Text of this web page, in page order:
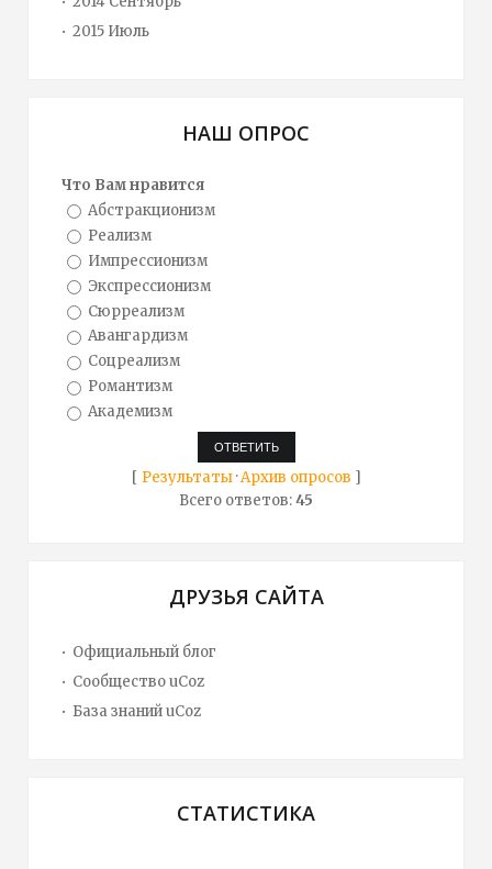
2015 Июль
НАШ ОПРОС
Что Вам нравится
Абстракционизм
Реализм
Импрессионизм
Экспрессионизм
Сюрреализм
Авангардизм
Соцреализм
Романтизм
Академизм
[ Результаты·Архив опросов ]
Всего ответов:45
ДРУЗЬЯ САЙТА
Официальный блог
Сообщество uCoz
База знаний uCoz
СТАТИСТИКА